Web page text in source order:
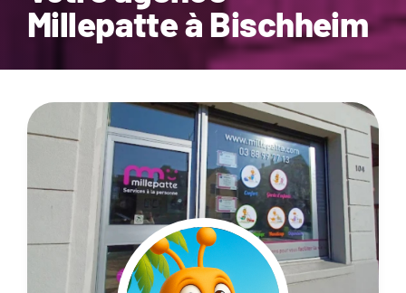
Millepatte à Bischheim